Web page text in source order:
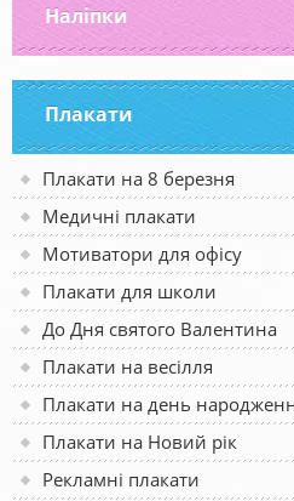
Наліпки
Плакати
Плакати на 8 березня
Медичні плакати
Мотиватори для офісу
Плакати для школи
До Дня святого Валентина
Плакати на весілля
Плакати на день
Плакати на Новий рік
Рекламні плакати